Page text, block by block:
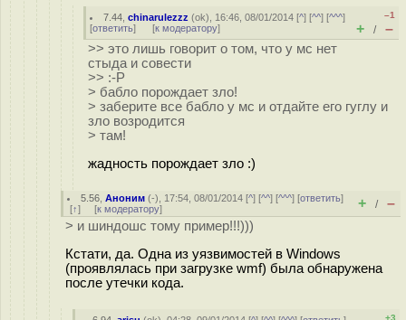
7.44 ,chinarulezzz (ok), 16:46, 08/01/2014 [^] [^^] [^^^]
[ответить] [к модератору]
–1
+ / –
>> это лишь говорит о том, что у мс нет
стыда и совести
>> :-P
> бабло порождает зло!
> заберите все бабло у мс и отдайте его гуглу и
зло возродится
> там!
жадность порождает зло :)
5.56 ,Аноним (-), 17:54, 08/01/2014 [^] [^^] [^^^] [ответить]
[↑] [к модератору] + / –
> и шиндошс тому пример!!!)))
Кстати, да. Одна из уязвимостей в Windows
(проявлялась при загрузке wmf) была обнаружена
после утечки кода.
+3